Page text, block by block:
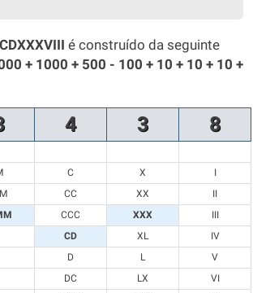
é construído da seguinte
+ 1000 + 500 - 100 + 10 + 10 + 10 +
4 3 8
C X
I
CC XX
II
CCC XXX
III
CD XL
IV
D L
V
DC LX
VI